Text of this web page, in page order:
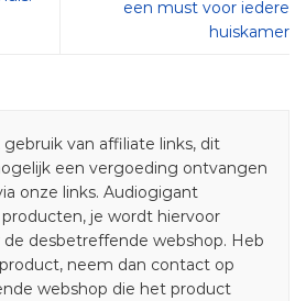
een must voor iedere
huiskamer
van affiliate links, dit
een vergoeding ontvangen
onze links. Audiogigant
je wordt hiervoor
desbetreffende webshop. Heb
neem dan contact op
webshop die het product